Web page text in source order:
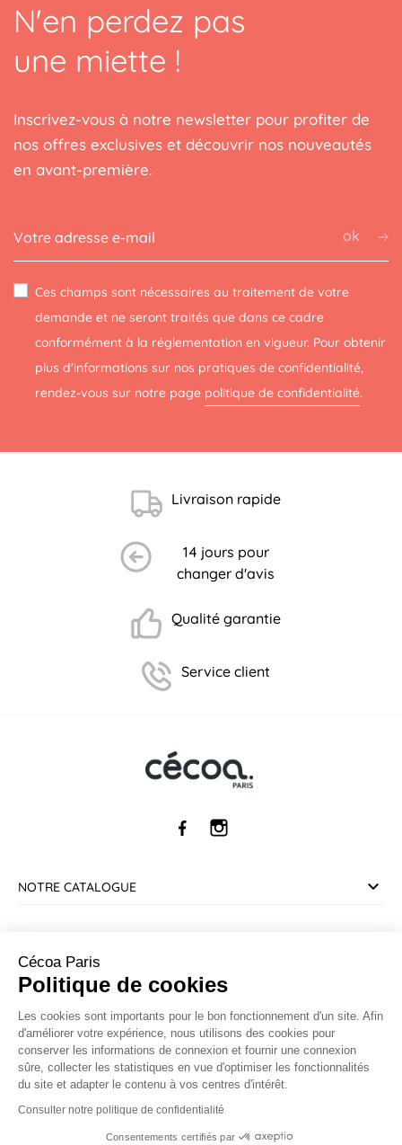
(1 avis)
N'en perdez pas
une miette !
Inscrivez-vous à notre newsletter pour profiter de
nos offres exclusives et découvrir nos nouveautés
en avant-première.
ok
Ces champs sont nécessaires au traitement de votre
demande et ne seront traités que dans ce cadre
conformément à la réglementation en vigueur. Pour obtenir
plus d'informations sur nos pratiques de confidentialité,
rendez-vous sur notre page politique de confidentialité.
Livraison rapide
14 jours pour
changer d'avis
Qualité garantie
Service client
NOTRE CATALOGUE
INFORMATIONS
CONTACT
Marchand approuvé par la Société des Avis Garantis,
Cécoa Paris
Politique de cookies
Les cookies sont importants pour le bon fonctionnement d'un site. Afin
d'améliorer votre expérience, nous utilisons des cookies pour
conserver les informations de connexion et fournir une connexion
sûre, collecter les statistiques en vue d'optimiser les fonctionnalités
du site et adapter le contenu à vos centres d'intérêt.
Consulter notre politique de confidentialité
Consentements certifiés par